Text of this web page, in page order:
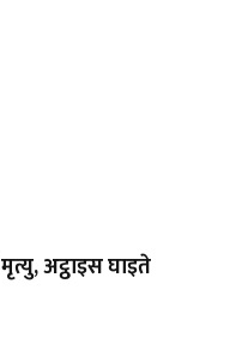
अट्ठाइस घाइते